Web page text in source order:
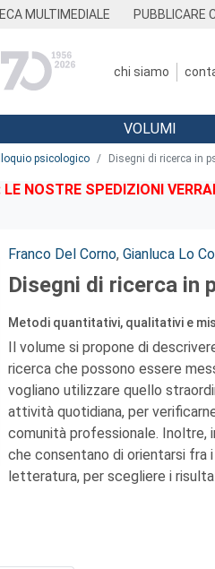
MULTIMEDIALE PUBBLICARE
chi siamo
VOLUMI
psicologico Disegni di ricerca in
LE NOSTRE SPEDIZIONI
Autori:
Franco Del Corno, Gianluca Lo
Disegni di ricerca in
Metodi quantitativi, qualitativi e
Il volume si propone di
ricerca che possono essere
vogliano utilizzare quello
attività quotidiana, per
comunità professionale. Inoltre,
che consentano di orientarsi
letteratura, per scegliere i